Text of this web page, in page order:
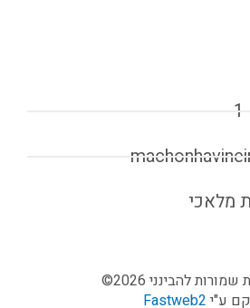
להבינני 2026©
ע"י Fastweb2